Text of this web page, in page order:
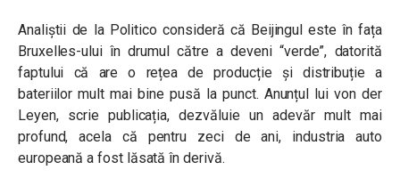
Analiștii de la Politico consideră că Beijingul este în fața
Bruxelles-ului în drumul către a deveni “verde”, datorită
faptului că are o rețea de producție și distribuție a
bateriilor mult mai bine pusă la punct. Anunțul lui von der
Leyen, scrie publicația, dezvăluie un adevăr mult mai
profund, acela că pentru zeci de ani, industria auto
europeană a fost lăsată în derivă.